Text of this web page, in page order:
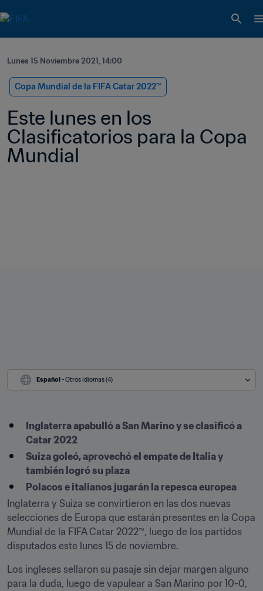
Lunes 15 Noviembre 2021, 14:00
Copa Mundial de la FIFA Catar 2022™
Este lunes en los
Clasificatorios para la Copa
Mundial
Español - Otros idiomas (4)
Inglaterra apabulló a San Marino y se clasificó a
Catar 2022
Suiza goleó, aprovechó el empate de Italia y
también logró su plaza
Polacos e italianos jugarán la repesca europea
Inglaterra y Suiza se convirtieron en las dos nuevas
selecciones de Europa que estarán presentes en la Copa
Mundial de la FIFA Catar 2022™, luego de los partidos
disputados este lunes 15 de noviembre.
Los ingleses sellaron su pasaje sin dejar margen alguno
para la duda, luego de vapulear a San Marino por 10-0,